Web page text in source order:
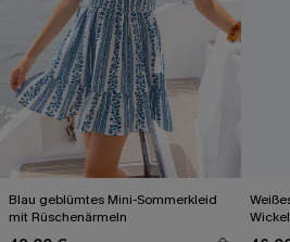
Blau geblümtes Mini-Sommerkleid
mit Rüschenärmeln